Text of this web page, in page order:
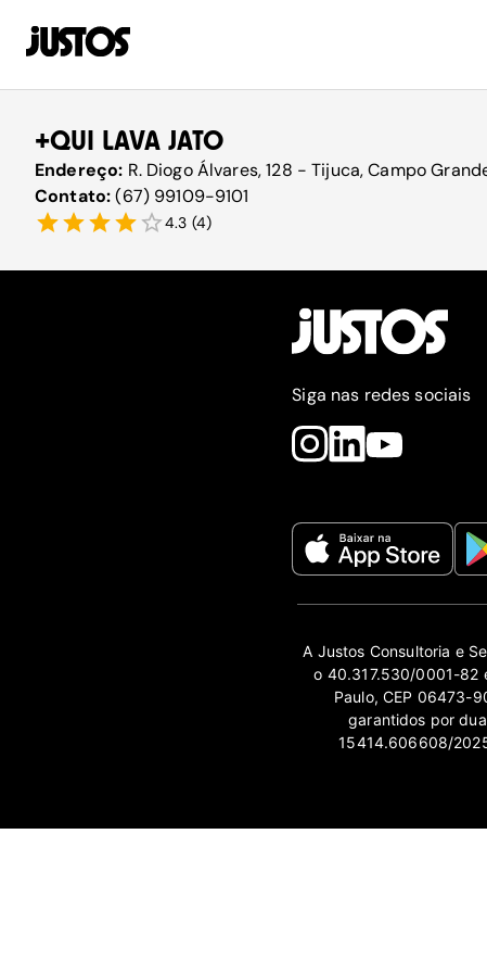
+QUI LAVA JATO
Endereço: R. Diogo Álvares, 128 - Tijuca, Campo
Contato:(67) 99109-9101
4.3 (4)
Siga nas redes sociais
A Justos Consultoria e
o 40.317.530/0001-82
Paulo, CEP 06473-
garantidos por
15414.606608/